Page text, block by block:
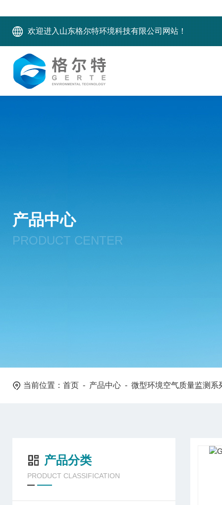
欢迎进入山东格尔特环境科技有限公司网站！
产品中心
PRODUCT CENTER
当前位置： 首页 - 产品中心 - 微型环境空气质量监测系
产品分类
PRODUCT CLASSIFICATION